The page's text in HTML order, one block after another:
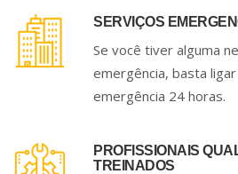
SERVIÇOS
Se você tiver alguma
emergência, basta
emergência 24 horas.
PROFISSIONAIS
TREINADOS